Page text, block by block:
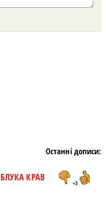
Останні дописи:
КРАВ
+3